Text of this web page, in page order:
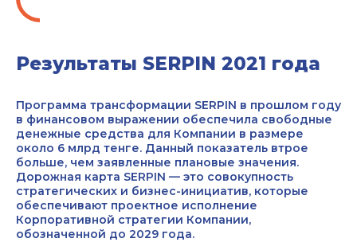
Результаты SERPIN 2021 года
Программа трансформации SERPIN в прошлом году
в финансовом выражении обеспечила свободные
денежные средства для Компании в размере
около 6 млрд тенге. Данный показатель втрое
больше, чем заявленные плановые значения.
Дорожная карта SERPIN — это совокупность
стратегических и бизнес-инициатив, которые
обеспечивают проектное исполнение
Корпоративной стратегии Компании,
обозначенной до 2029 года.